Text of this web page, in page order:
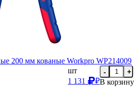
200 мм кованые Workpro WP214009
шт
1 131
₽
- +
В корзину